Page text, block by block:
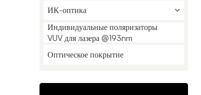
ИК-оптика
Индивидуальные поляризаторы
VUV для лазера @193nm
Оптическое покрытие